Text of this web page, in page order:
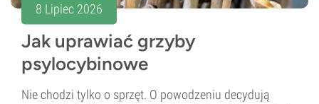
8 Lipiec 2026
Jak uprawiać grzyby
psylocybinowe
Nie chodzi tylko o sprzęt. O powodzeniu decydują